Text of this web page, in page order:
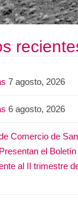
7 agosto, 2026
6 agosto, 2026
Comercio de
el
al II trimestre